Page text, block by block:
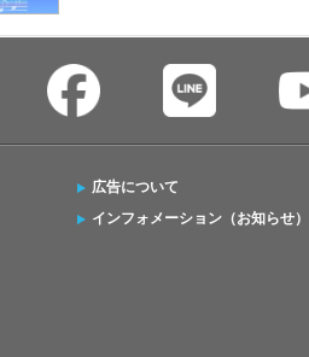
広告について
インフォメーション（お知らせ）